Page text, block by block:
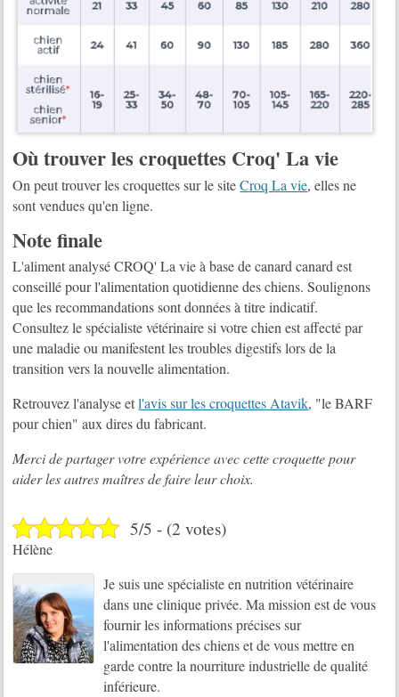
Où trouver les croquettes Croq' La vie
On peut trouver les croquettes sur le siteCroq La vie, elles ne
sont vendues qu'en ligne.
Note finale
L'aliment analysé CROQ' La vie à base de canard canard est
conseillé pour l'alimentation quotidienne des chiens. Soulignons
que les recommandations sont données à titre indicatif.
Consultez le spécialiste vétérinaire si votre chien est affecté par
une maladie ou manifestent les troubles digestifs lors de la
transition vers la nouvelle alimentation.
Retrouvez l'analyse etl'avis sur les croquettes Atavik, "le BARF
pour chien" aux dires du fabricant.
Merci de partager votre expérience avec cette croquette pour
aider les autres maîtres de faire leur choix.
5/5 - (2 votes)
Hélène
Je suis une spécialiste en nutrition vétérinaire
dans une clinique privée. Ma mission est de vous
fournir les informations précises sur
l'alimentation des chiens et de vous mettre en
garde contre la nourriture industrielle de qualité
inférieure.